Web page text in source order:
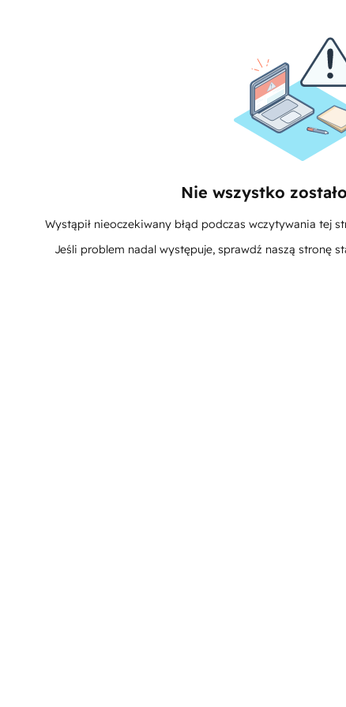
Nie wszystko
Wystąpił nieoczekiwany błąd podczas wczytywania tej
Jeśli problem nadal występuje, sprawdź naszą stronę